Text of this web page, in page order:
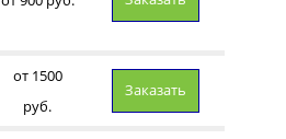
от 1500
руб.
Заказать